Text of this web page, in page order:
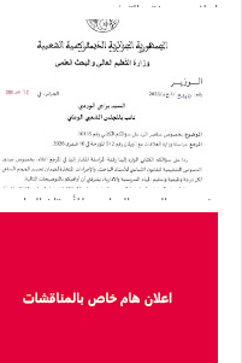
إعلان عن فتح الترشح
بخصوص الحجم الساعي للأستاذ الجامعي